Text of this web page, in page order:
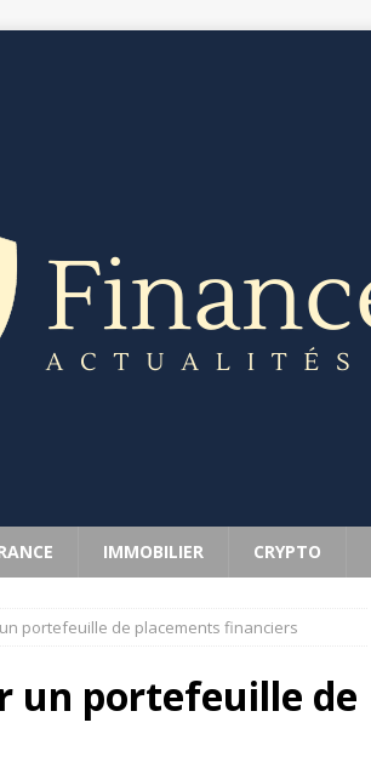
IMMOBILIER CRYPTO
portefeuille de placements financiers
un portefeuille de